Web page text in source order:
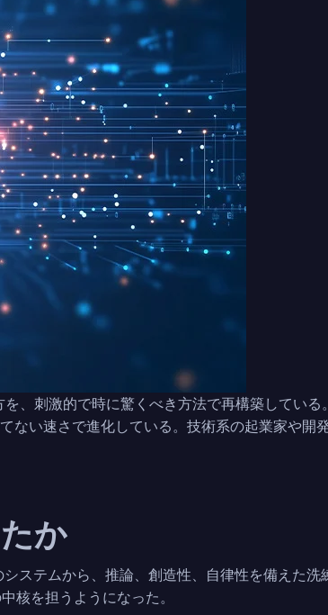
、刺激的で時に驚くべき方法で再構築してい
い速さで進化している。技術系の起業家や開
か
ステムから、推論、創造性、自律性を備えた
核を担うようになった。